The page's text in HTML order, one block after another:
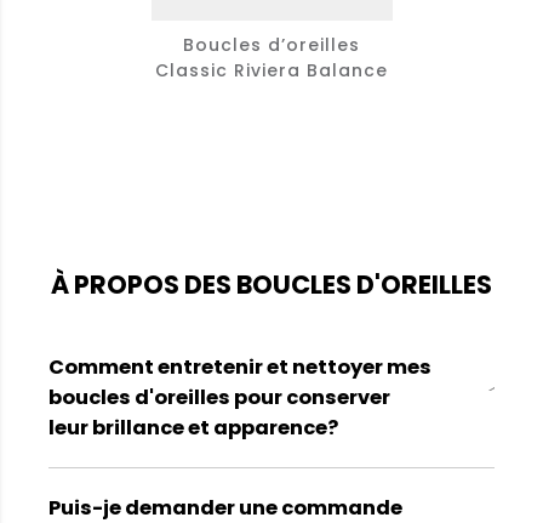
Boucles d’oreilles
Classic Riviera Balance
À PROPOS DES BOUCLES D'OREILLES
Comment entretenir et nettoyer mes
boucles d'oreilles pour conserver
leur brillance et apparence?
Puis-je demander une commande